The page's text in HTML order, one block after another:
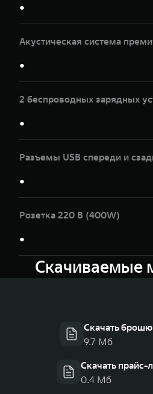
●
Акустическая система
●
2 беспроводных зарядных
●
Разъемы USB спереди и
●
Розетка 220 В (400W)
●
Скачиваемые
Скачать
9.7 Мб
Скачать прайс-
0.4 Мб